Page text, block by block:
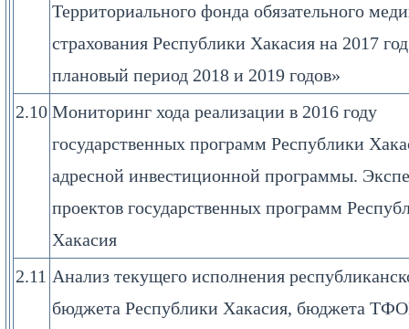
Территориального фонда обязательного
страхования Республики Хакасия на 2017
плановый период 2018 и 2019 годов»
2.10 Мониторинг хода реализации в 2016 году
государственных программ Республики
адресной инвестиционной программы.
проектов государственных программ
Хакасия
2.11 Анализ текущего исполнения
бюджета Республики Хакасия, бюджета